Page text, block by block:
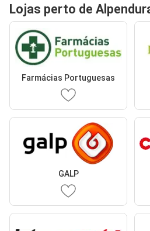
Lojas perto de
Farmácias Portuguesas
GALP